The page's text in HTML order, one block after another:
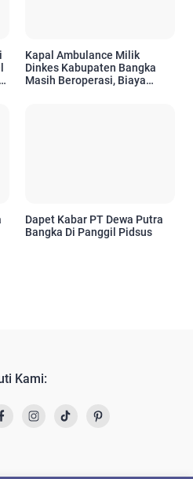
Kapal Ambulance Milik
Dinkes Kabupaten Bangka
Masih Beroperasi, Biaya
Dapet Kabar PT Dewa Putra
Bangka Di Panggil Pidsus
Kami: